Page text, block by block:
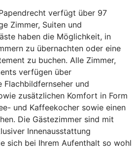
verfügt über 97
Zimmer, Suiten und
haben die Möglichkeit, in
zu übernachten oder eine
zu buchen. Alle Zimmer,
verfügen über
Flachbildfernseher und
zusätzlichen Komfort in Form
und Kaffeekocher sowie einen
Die Gästezimmer sind mit
Innenausstattung
sich bei Ihrem Aufenthalt so wohl